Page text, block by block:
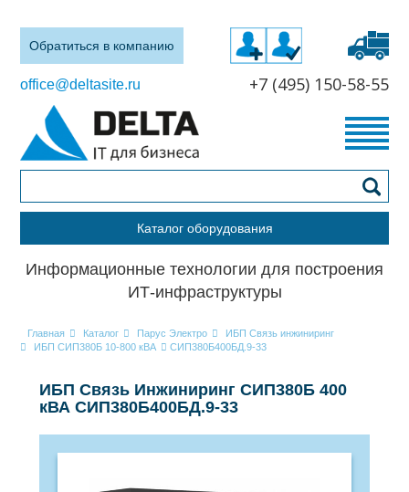
Обратиться в компанию
office@deltasite.ru +7 (495) 150-58-55
Каталог оборудования
Информационные технологии для построения
ИТ-инфраструктуры
Главная Каталог Парус Электро
ИБП Связь инжиниринг
ИБП СИП380Б 10-800 кВА
СИП380Б400БД.9-33
ИБП Связь Инжиниринг СИП380Б 400
кВА СИП380Б400БД.9-33